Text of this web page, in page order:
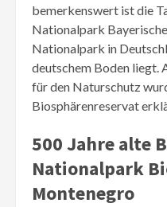
bemerkenswert ist die
Nationalpark
Nationalpark in
deutschem Boden liegt.
für den Naturschutz
Biosphärenreservat
500 Jahre alte
Nationalpark
Montenegro